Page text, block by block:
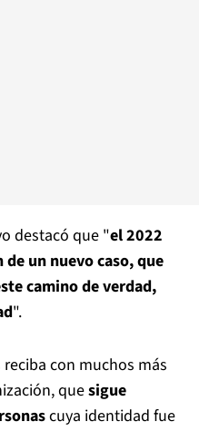
destacó que "el 2022
un nuevo caso, que
camino de verdad,
".
con muchos más
quesigue
cuya identidad fue